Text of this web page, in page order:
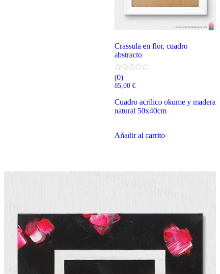
Crassula en flor, cuadro
abstracto
(0)
85,00 €
Cuadro acrílico okume y madera
natural 50x40cm
Añadir al carrito